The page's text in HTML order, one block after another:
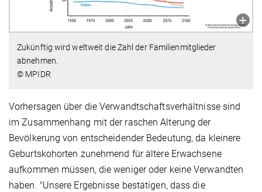
Zukünftig wird weltweit die Zahl der Familienmitglieder
abnehmen.
© MPIDR
Vorhersagen über die Verwandtschaftsverhältnisse sind
im Zusammenhang mit der raschen Alterung der
Bevölkerung von entscheidender Bedeutung, da kleinere
Geburtskohorten zunehmend für ältere Erwachsene
aufkommen müssen, die weniger oder keine Verwandten
haben. "Unsere Ergebnisse bestätigen, dass die